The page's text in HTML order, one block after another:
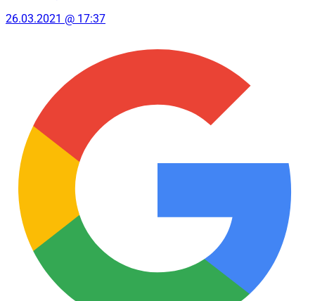
26.03.2021 @ 17:37